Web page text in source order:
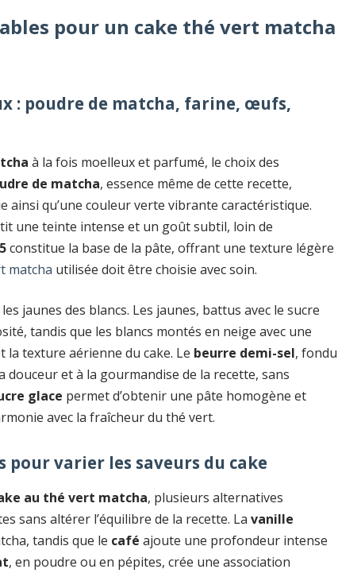
pour un cake thé vert matcha
: poudre de matcha, farine, œufs,
à la fois moelleux et parfumé, le choix des
de matcha, essence même de cette recette,
ainsi qu’une couleur verte vibrante caractéristique.
une teinte intense et un goût subtil, loin de
constitue la base de la pâte, offrant une texture légère
matcha utilisée doit être choisie avec soin.
jaunes des blancs. Les jaunes, battus avec le sucre
tandis que les blancs montés en neige avec une
la texture aérienne du cake. Le beurre demi-sel, fondu
et à la gourmandise de la recette, sans
glace permet d’obtenir une pâte homogène et
avec la fraîcheur du thé vert.
varier les saveurs du cake
au thé vert matcha, plusieurs alternatives
sans altérer l’équilibre de la recette. Lavanille
tandis que le café ajoute une profondeur intense
, en poudre ou en pépites, crée une association